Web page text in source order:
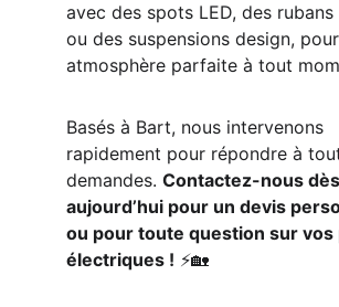
avec des spots LED, des rubans
ou des suspensions design,
atmosphère parfaite à tout
Basés à Bart, nous intervenons
rapidement pour répondre à
demandes. Contactez-nous dès
aujourd’hui pour un devis
ou pour toute question sur
électriques ! ⚡🏡